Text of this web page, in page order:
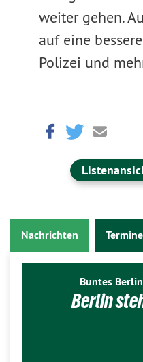
weiter gehen.
auf eine
Polizei und
Nachrichten Termine
Buntes
Berlin